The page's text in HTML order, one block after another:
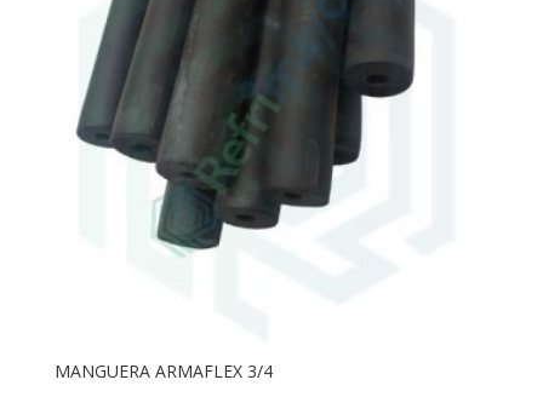
MANGUERA ARMAFLEX 3/4